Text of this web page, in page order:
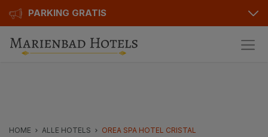
PARKING GRATIS
HOME ALLE HOTELS OREA SPA HOTEL CRISTAL